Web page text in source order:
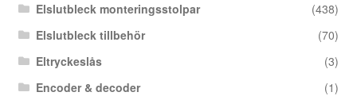
Elslutbleck monteringsstolpar
(438)
Elslutbleck tillbehör
(70)
Eltryckeslås
(3)
Encoder & decoder
(1)